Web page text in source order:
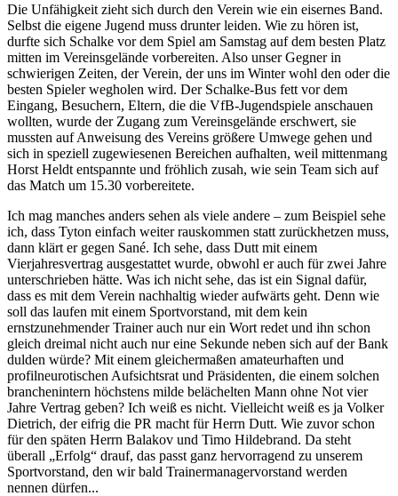
Die Unfähigkeit zieht sich durch den Verein wie ein eisernes Band.
Selbst die eigene Jugend muss drunter leiden. Wie zu hören ist,
durfte sich Schalke vor dem Spiel am Samstag auf dem besten Platz
mitten im Vereinsgelände vorbereiten. Also unser Gegner in
schwierigen Zeiten, der Verein, der uns im Winter wohl den oder die
besten Spieler wegholen wird. Der Schalke-Bus fett vor dem
Eingang, Besuchern, Eltern, die die VfB-Jugendspiele anschauen
wollten, wurde der Zugang zum Vereinsgelände erschwert, sie
mussten auf Anweisung des Vereins größere Umwege gehen und
sich in speziell zugewiesenen Bereichen aufhalten, weil mittenmang
Horst Heldt entspannte und fröhlich zusah, wie sein Team sich auf
das Match um 15.30 vorbereitete.
Ich mag manches anders sehen als viele andere – zum Beispiel sehe
ich, dass Tyton einfach weiter rauskommen statt zurückhetzen muss,
dann klärt er gegen Sané. Ich sehe, dass Dutt mit einem
Vierjahresvertrag ausgestattet wurde, obwohl er auch für zwei Jahre
unterschrieben hätte. Was ich nicht sehe, das ist ein Signal dafür,
dass es mit dem Verein nachhaltig wieder aufwärts geht. Denn wie
soll das laufen mit einem Sportvorstand, mit dem kein
ernstzunehmender Trainer auch nur ein Wort redet und ihn schon
gleich dreimal nicht auch nur eine Sekunde neben sich auf der Bank
dulden würde? Mit einem gleichermaßen amateurhaften und
profilneurotischen Aufsichtsrat und Präsidenten, die einem solchen
branchenintern höchstens milde belächelten Mann ohne Not vier
Jahre Vertrag geben? Ich weiß es nicht. Vielleicht weiß es ja Volker
Dietrich, der eifrig die PR macht für Herrn Dutt. Wie zuvor schon
für den späten Herrn Balakov und Timo Hildebrand. Da steht
überall „Erfolg“ drauf, das passt ganz hervorragend zu unserem
Sportvorstand, den wir bald Trainermanagervorstand werden
nennen dürfen...